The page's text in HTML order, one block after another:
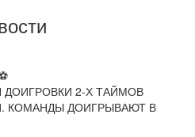
ДОИГРОВКИ 2-Х ТАЙМОВ
КОМАНДЫ ДОИГРЫВАЮТ В